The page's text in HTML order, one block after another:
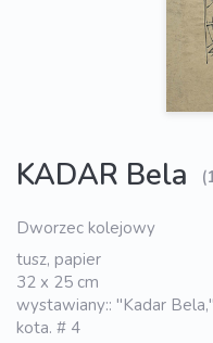
KADAR Bela
Dworzec kolejowy
tusz, papier
32 x 25 cm
wystawiany:: "Kadar
kota. # 4